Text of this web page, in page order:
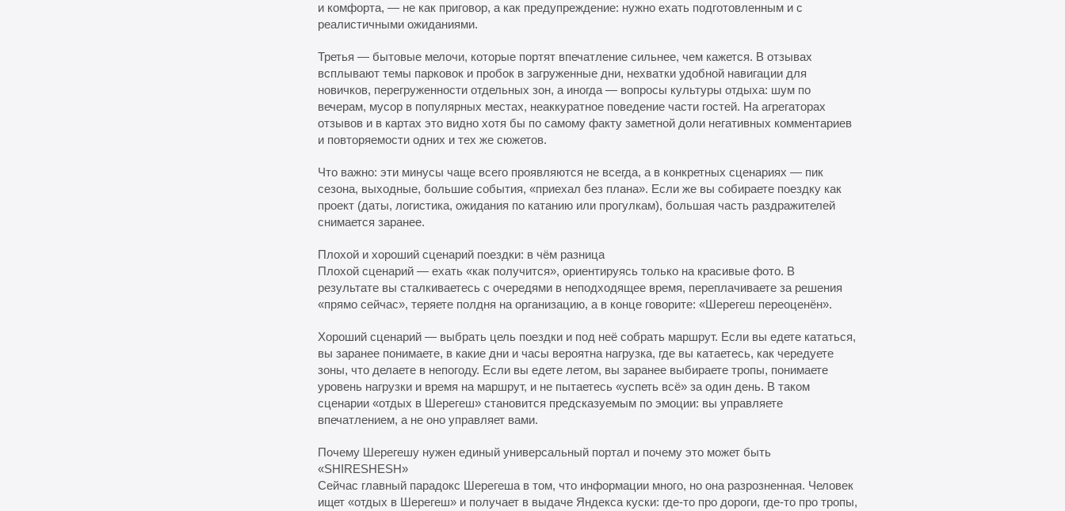
и комфорта, — не как приговор, а как предупреждение: нужно ехать подготовленным и с
реалистичными ожиданиями.
Третья — бытовые мелочи, которые портят впечатление сильнее, чем кажется. В отзывах
всплывают темы парковок и пробок в загруженные дни, нехватки удобной навигации для
новичков, перегруженности отдельных зон, а иногда — вопросы культуры отдыха: шум по
вечерам, мусор в популярных местах, неаккуратное поведение части гостей. На агрегаторах
отзывов и в картах это видно хотя бы по самому факту заметной доли негативных комментариев
и повторяемости одних и тех же сюжетов.
Что важно: эти минусы чаще всего проявляются не всегда, а в конкретных сценариях — пик
сезона, выходные, большие события, «приехал без плана». Если же вы собираете поездку как
проект (даты, логистика, ожидания по катанию или прогулкам), большая часть раздражителей
снимается заранее.
Плохой и хороший сценарий поездки: в чём разница
Плохой сценарий — ехать «как получится», ориентируясь только на красивые фото. В
результате вы сталкиваетесь с очередями в неподходящее время, переплачиваете за решения
«прямо сейчас», теряете полдня на организацию, а в конце говорите: «Шерегеш переоценён».
Хороший сценарий — выбрать цель поездки и под неё собрать маршрут. Если вы едете кататься,
вы заранее понимаете, в какие дни и часы вероятна нагрузка, где вы катаетесь, как чередуете
зоны, что делаете в непогоду. Если вы едете летом, вы заранее выбираете тропы, понимаете
уровень нагрузки и время на маршрут, и не пытаетесь «успеть всё» за один день. В таком
сценарии «отдых в Шерегеш» становится предсказуемым по эмоции: вы управляете
впечатлением, а не оно управляет вами.
Почему Шерегешу нужен единый универсальный портал и почему это может быть
«SHIRESHESH»
Сейчас главный парадокс Шерегеша в том, что информации много, но она разрозненная. Человек
ищет «отдых в Шерегеш» и получает в выдаче Яндекса куски: где-то про дороги, где-то про тропы,